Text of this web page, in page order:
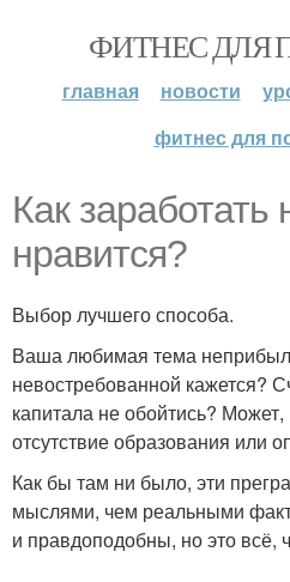
ФИТНЕС ДЛЯ
главная новости
фитнес для
Как заработать
нравится?
Выбор лучшего способа.
Ваша любимая тема
невостребованной кажется?
капитала не обойтись?
отсутствие образования или
Как бы там ни было, эти
мыслями, чем реальными
и правдоподобны, но это всё,